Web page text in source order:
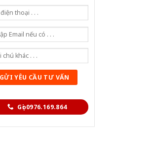
Gọi 0976.169.864